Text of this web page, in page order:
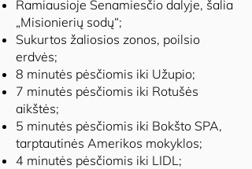
Ramiausioje Senamiesčio dalyje, šalia
„Misionierių sodų“;
Sukurtos žaliosios zonos, poilsio
erdvės;
8 minutės pėsčiomis iki Užupio;
7 minutės pėsčiomis iki Rotušės
aikštės;
5 minutės pėsčiomis iki Bokšto SPA,
tarptautinės Amerikos mokyklos;
4 minutės pėsčiomis iki LIDL;